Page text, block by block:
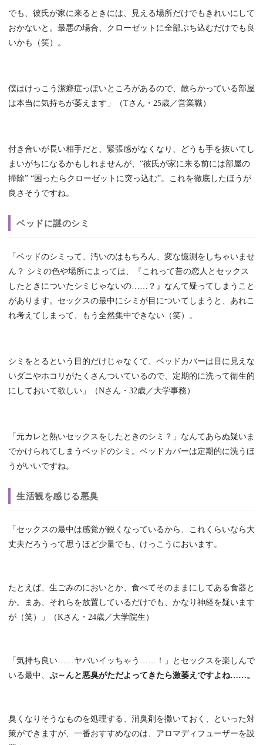
でも、彼氏が家に来るときには、見える場所だけでもきれいにして
おかないと。最悪の場合、クローゼットに全部ぶち込むだけでも良
いかも（笑）。
僕はけっこう潔癖症っぽいところがあるので、散らかっている部屋
は本当に気持ちが萎えます」（Tさん・25歳／営業職）
付き合いが長い相手だと、緊張感がなくなり、どうも手を抜いてし
まいがちになるかもしれませんが、“彼氏が家に来る前には部屋の
掃除” “困ったらクローゼットに突っ込む”。これを徹底したほうが
良さそうですね。
ベッドに謎のシミ
「ベッドのシミって、汚いのはもちろん、変な憶測をしちゃいませ
ん？ シミの色や場所によっては、『これって昔の恋人とセックス
したときについたシミじゃないの……？』なんて疑ってしまうこと
があります。セックスの最中にシミが目についてしまうと、あれこ
れ考えてしまって、もう全然集中できない（笑）。
シミをとるという目的だけじゃなくて、ベッドカバーは目に見えな
いダニやホコリがたくさんついているので、定期的に洗って衛生的
にしておいて欲しい」（Nさん・32歳／大学事務）
「元カレと熱いセックスをしたときのシミ？」なんてあらぬ疑いま
でかけられてしまうベッドのシミ。ベッドカバーは定期的に洗うほ
うがいいですね。
生活観を感じる悪臭
「セックスの最中は感覚が鋭くなっているから、これくらいなら大
丈夫だろうって思うほど少量でも、けっこうにおいます。
たとえば、生ごみのにおいとか、食べてそのままにしてある食器と
か。まあ、それらを放置しているだけでも、かなり神経を疑います
が（笑）」（Kさん・24歳／大学院生）
「気持ち良い……ヤバいイッちゃう……！」とセックスを楽しんで
いる最中、 ぷ～んと悪臭がただよってきたら激萎えですよね……。
臭くなりそうなものを処理する、消臭剤を撒いておく、といった対
策ができますが、一番おすすめなのは、アロマディフューザーを設